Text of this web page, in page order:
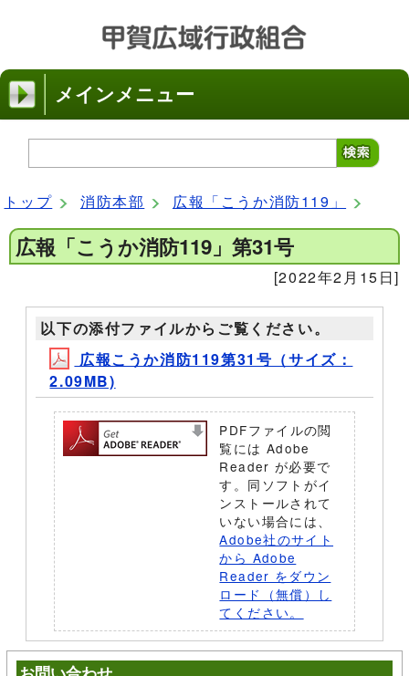
メインメニュー
トップ 消防本部 広報「こうか消防119」
広報「こうか消防119」第31号
[2022年2月15日]
以下の添付ファイルからご覧ください。
広報こうか消防119第31号（サイズ：
2.09MB)
PDFファイルの閲
覧には Adobe
Reader が必要で
す。同ソフトがイ
ンストールされて
いない場合には、
Adobe社のサイト
から Adobe
Reader をダウン
ロード（無償）し
てください。